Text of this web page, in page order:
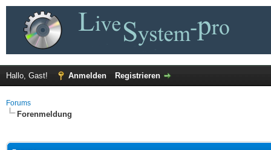
Hallo, Gast! Anmelden Registrieren
Forums
Forenmeldung